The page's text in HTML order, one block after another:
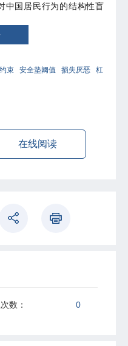
中国居民行为的结构性盲
——消费非对称突变”的
是安全垫与杠杆率的单向
周期反向变动，突破阈值
：下行阶段对非必需消费
持续时长、跌幅深度、外
强度进一步逐级放大。
束 安全垫阈值 损失厌恶
杠
在线阅读
数： 0